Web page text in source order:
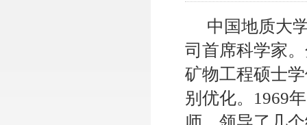
中国地质大
司首席科学家
矿物工程硕士
别优化。1969